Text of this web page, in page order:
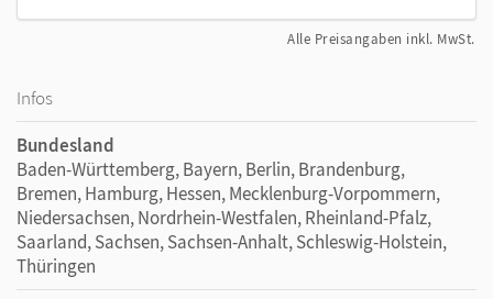
Alle Preisangaben inkl. MwSt.
Infos
Bundesland
Baden-Württemberg, Bayern, Berlin, Brandenburg,
Bremen, Hamburg, Hessen, Mecklenburg-Vorpommern,
Niedersachsen, Nordrhein-Westfalen, Rheinland-Pfalz,
Saarland, Sachsen, Sachsen-Anhalt, Schleswig-Holstein,
Thüringen